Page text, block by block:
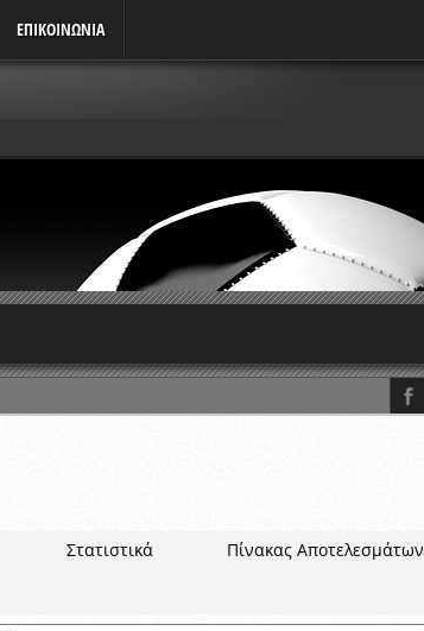
ΕΠΙΚΟΙΝΩΝΙΑ
διαιτητών και παρατηρητών ΕΠΣΑ
ΕΠΣΑ αγωνιστικής περιόδου 2015-2016
Στατιστικά Πίνακας Αποτελεσμάτων